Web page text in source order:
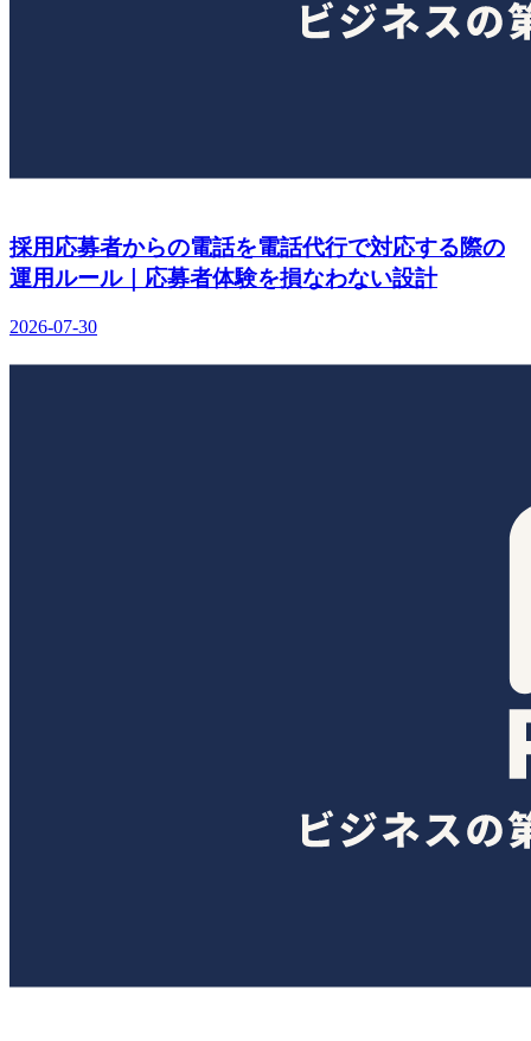
採用応募者からの電話を電話代行で対応する際の
運用ルール｜応募者体験を損なわない設計
2026-07-30